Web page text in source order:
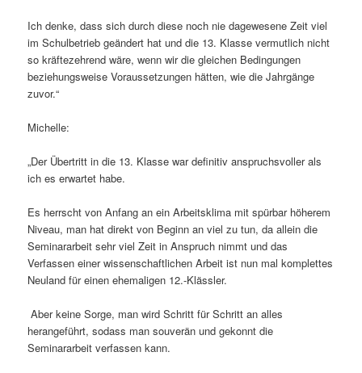
Ich denke, dass sich durch diese noch nie dagewesene Zeit viel
im Schulbetrieb geändert hat und die 13. Klasse vermutlich nicht
so kräftezehrend wäre, wenn wir die gleichen Bedingungen
beziehungsweise Voraussetzungen hätten, wie die Jahrgänge
zuvor.“
Michelle:
„Der Übertritt in die 13. Klasse war definitiv anspruchsvoller als
ich es erwartet habe.
Es herrscht von Anfang an ein Arbeitsklima mit spürbar höherem
Niveau, man hat direkt von Beginn an viel zu tun, da allein die
Seminararbeit sehr viel Zeit in Anspruch nimmt und das
Verfassen einer wissenschaftlichen Arbeit ist nun mal komplettes
Neuland für einen ehemaligen 12.-Klässler.
Aber keine Sorge, man wird Schritt für Schritt an alles
herangeführt, sodass man souverän und gekonnt die
Seminararbeit verfassen kann.